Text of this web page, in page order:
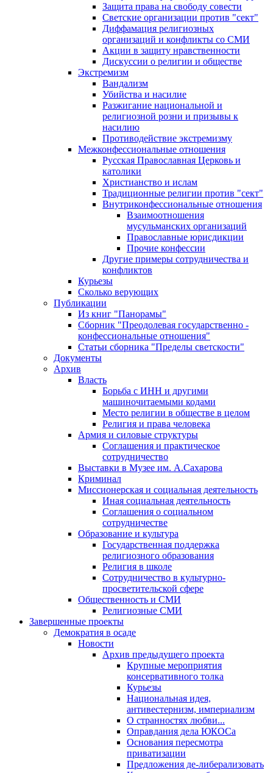
Защита права на свободу совести
Светские организации против "сект"
Диффамация религиозных
организаций и конфликты со СМИ
Акции в защиту нравственности
Дискуссии о религии и обществе
Экстремизм
Вандализм
Убийства и насилие
Разжигание национальной и
религиозной розни и призывы к
насилию
Противодействие экстремизму
Межконфессиональные отношения
Русская Православная Церковь и
католики
Христианство и ислам
Традиционные религии против "сект"
Внутриконфессиональные отношения
Взаимоотношения
мусульманских организаций
Православные юрисдикции
Прочие конфессии
Другие примеры сотрудничества и
конфликтов
Курьезы
Сколько верующих
Публикации
Из книг "Панорамы"
Сборник "Преодолевая государственно -
конфессиональные отношения"
Статьи сборника "Пределы светскости"
Документы
Архив
Власть
Борьба с ИНН и другими
машиночитаемыми кодами
Место религии в обществе в целом
Религия и права человека
Армия и силовые структуры
Соглашения и практическое
сотрудничество
Выставки в Музее им. А.Сахарова
Криминал
Миссионерская и социальная деятельность
Иная социальная деятельность
Соглашения о социальном
сотрудничестве
Образование и культура
Государственная поддержка
религиозного образования
Религия в школе
Сотрудничество в культурно-
просветительской сфере
Общественность и СМИ
Религиозные СМИ
Завершенные проекты
Демократия в осаде
Новости
Архив предыдущего проекта
Крупные мероприятия
консервативного толка
Курьезы
Национальная идея,
антивестернизм, империализм
О странностях любви...
Оправдания дела ЮКОСа
Основания пересмотра
приватизации
Предложения де-либерализовать